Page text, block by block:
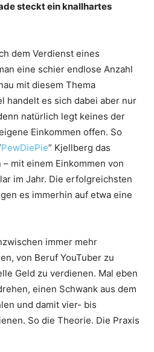
steckt ein knallhartes
dem Verdienst eines
eine schier endlose Anzahl
mit diesem Thema
handelt es sich dabei aber nur
natürlich legt keines der
Einkommen offen. So
PewDiePie” Kjellberg das
mit einem Einkommen von
im Jahr. Die erfolgreichsten
es immerhin auf etwa eine
immer mehr
von Beruf YouTuber zu
Geld zu verdienen. Mal eben
einen Schwank aus dem
und damit vier- bis
So die Theorie. Die Praxis